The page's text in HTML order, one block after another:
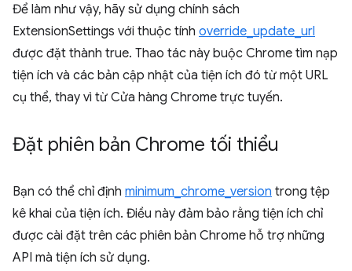
Để làm như vậy, hãy sử dụng chính sách
ExtensionSettings với thuộc tính override_update_url
được đặt thành true. Thao tác này buộc Chrome tìm nạp
tiện ích và các bản cập nhật của tiện ích đó từ một URL
cụ thể, thay vì từ Cửa hàng Chrome trực tuyến.
Đặt phiên bản Chrome tối thiểu
Bạn có thể chỉ định minimum_chrome_version trong tệp
kê khai của tiện ích. Điều này đảm bảo rằng tiện ích chỉ
được cài đặt trên các phiên bản Chrome hỗ trợ những
API mà tiện ích sử dụng.